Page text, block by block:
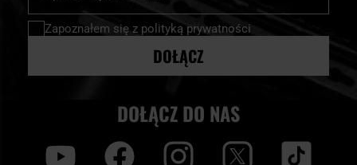
newsletter:
Zapoznałem się z polityką prywatności
DOŁĄCZ
DOŁĄCZ DO NAS